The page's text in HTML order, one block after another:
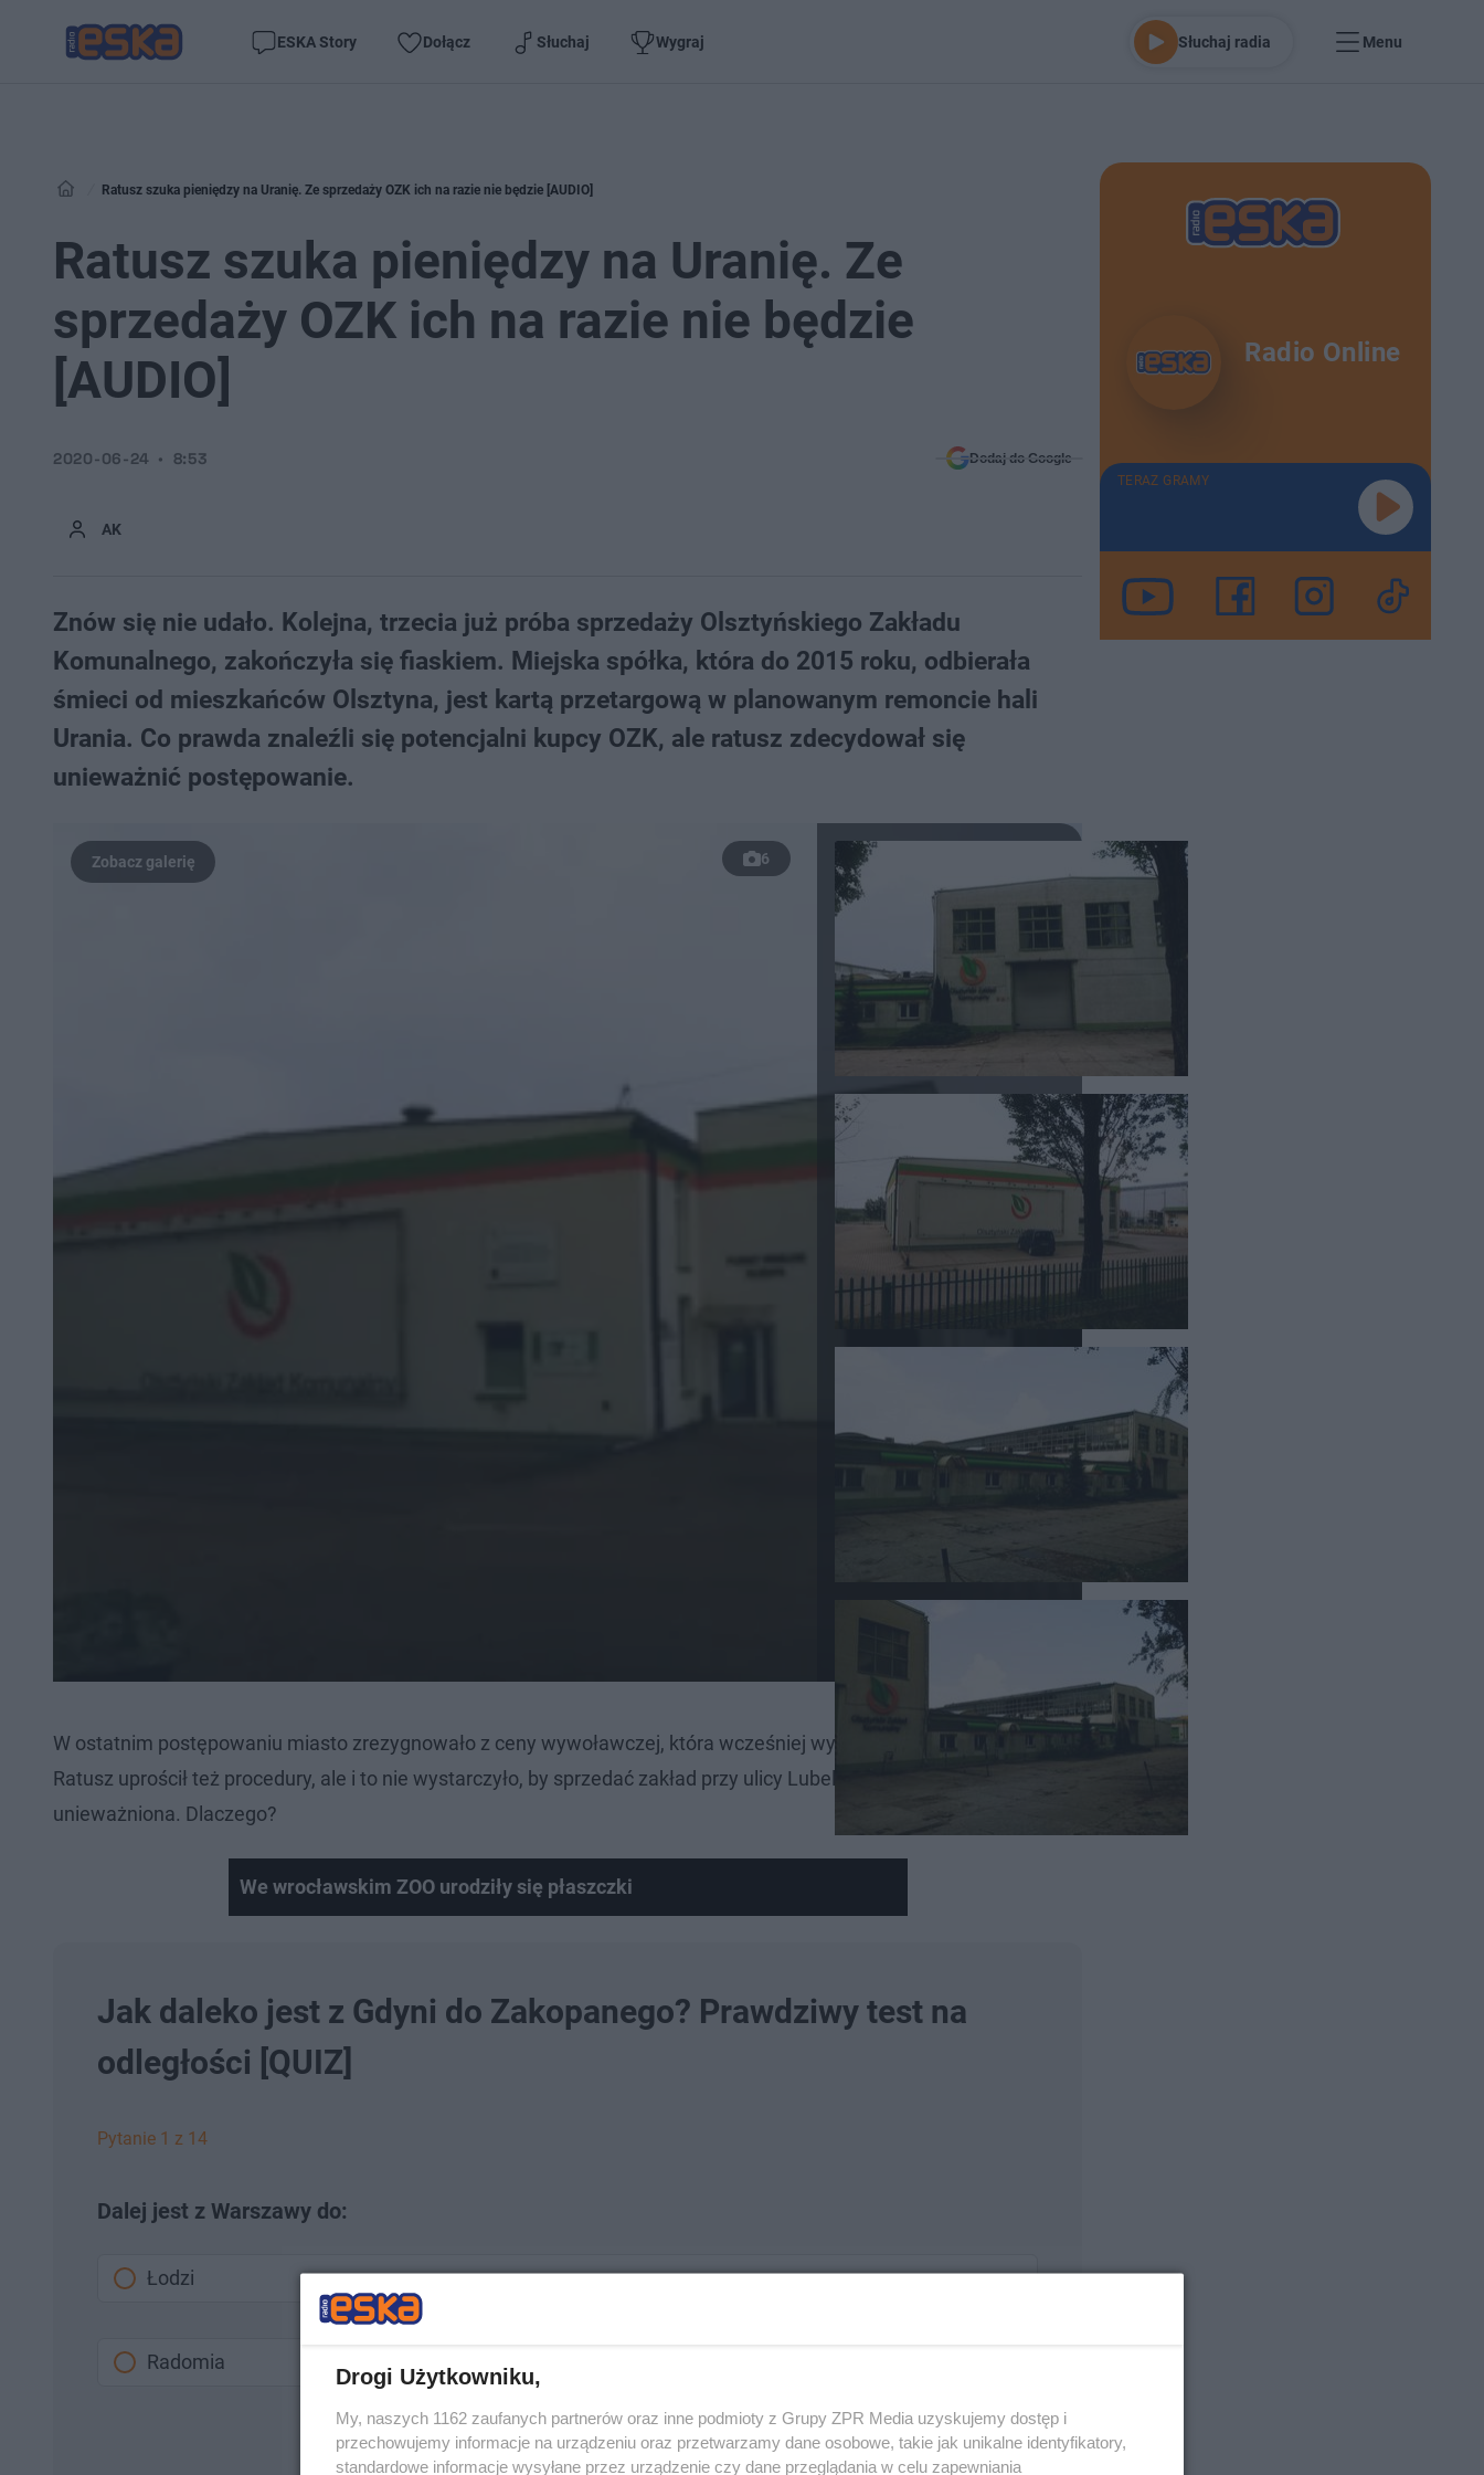
ESKA Story Dołącz Słuchaj Wygraj Słuchaj radia Menu
Ratusz szuka pieniędzy na Uranię. Ze sprzedaży OZK ich na razie nie będzie [AUDIO]
Ratusz szuka pieniędzy na Uranię. Ze
sprzedaży OZK ich na razie nie będzie
[AUDIO]
AK
2020-06-24 8:53 Dodaj do Google
Znów się nie udało. Kolejna, trzecia już próba sprzedaży Olsztyńskiego Zakładu
Komunalnego, zakończyła się fiaskiem. Miejska spółka, która do 2015 roku, odbierała
śmieci od mieszkańców Olsztyna, jest kartą przetargową w planowanym remoncie hali
Urania. Co prawda znaleźli się potencjalni kupcy OZK, ale ratusz zdecydował się
unieważnić postępowanie.
6
W ostatnim postępowaniu miasto zrezygnowało z ceny wywoławczej, która wcześniej wynosiła 13 milionów złotych.
Ratusz uprościł też procedury, ale i to nie wystarczyło, by sprzedać zakład przy ulicy Lubelskiej. Aukcja została
unieważniona. Dlaczego?
We wrocławskim ZOO urodziły się płaszczki
Jak daleko jest z Gdyni do Zakopanego? Prawdziwy test na
odległości [QUIZ]
Pytanie 1 z 14
Dalej jest z Warszawy do:
Łodzi
Radomia
Następne pytanie
Radio Online
TERAZ GRAMY
Drogi Użytkowniku,
My, naszych 1162 zaufanych partnerów oraz inne podmioty z Grupy ZPR Media uzyskujemy dostęp i
przechowujemy informacje na urządzeniu oraz przetwarzamy dane osobowe, takie jak unikalne identyfikatory,
standardowe informacje wysyłane przez urządzenie czy dane przeglądania w celu zapewniania